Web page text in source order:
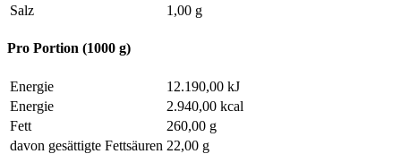
Salz
1,00 g
Pro Portion (1000 g)
Energie
12.190,00 kJ
Energie
2.940,00 kcal
Fett
260,00 g
davon gesättigte Fettsäuren 22,00 g